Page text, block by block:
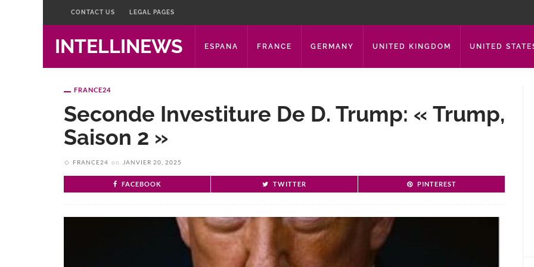
CONTACT US LEGAL PAGES
INTELLINEWS ESPANA FRANCE GERMANY UNITED KINGDOM UNITED
FRANCE24
Seconde Investiture De D. Trump: « Trump,
Saison 2 »
FRANCE24 on JANVIER 20, 2025
FACEBOOK TWITTER PINTEREST